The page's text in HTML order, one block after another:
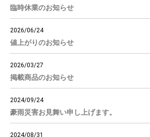
臨時休業のお知らせ
2026/06/24
値上がりのお知らせ
2026/03/27
掲載商品のお知らせ
2024/09/24
豪雨災害お見舞い申し上げます。
2024/08/31